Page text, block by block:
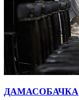
ДАМАСОБАЧКА